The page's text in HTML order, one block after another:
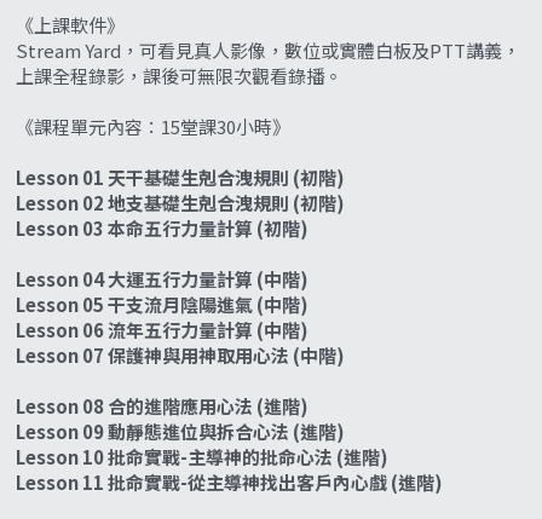
《上課軟件》
Stream Yard，可看見真人影像，數位或實體白板及PTT講義，
上課全程錄影，課後可無限次觀看錄播。
《課程單元內容：15堂課30小時》
Lesson 01 天干基礎生剋合洩規則 (初階)
Lesson 02 地支基礎生剋合洩規則 (初階)
Lesson 03 本命五行力量計算 (初階)
Lesson 04 大運五行力量計算 (中階)
Lesson 05 干支流月陰陽進氣 (中階)
Lesson 06 流年五行力量計算 (中階)
Lesson 07 保護神與用神取用心法 (中階)
Lesson 08 合的進階應用心法 (進階)
Lesson 09 動靜態進位與拆合心法 (進階)
Lesson 10 批命實戰-主導神的批命心法 (進階)
Lesson 11 批命實戰-從主導神找出客戶內心戲 (進階)